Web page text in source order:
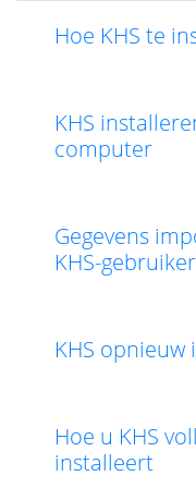
Hoe KHS te
KHS
computer
Gegevens
KHS-
KHS
Hoe u KHS
installeert